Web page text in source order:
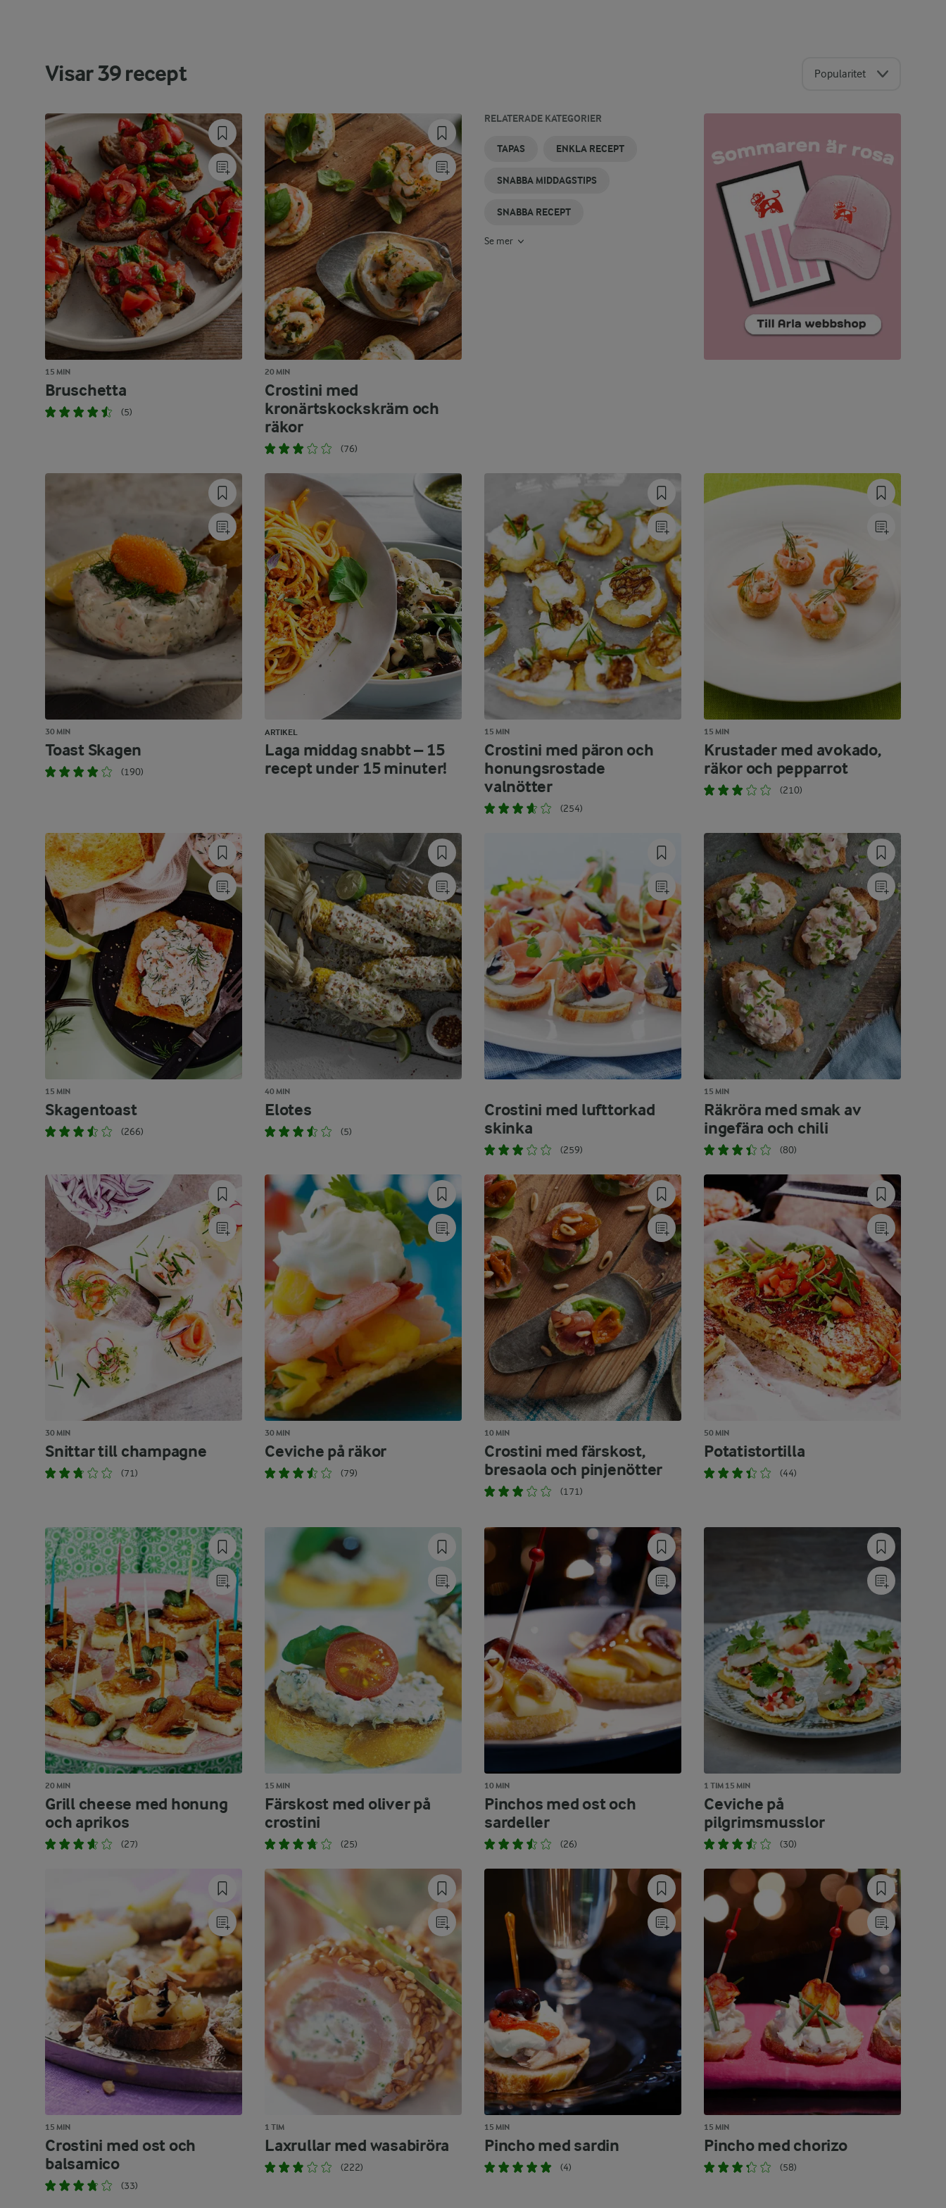
Visar39recept Popularitet
15 MIN
Bruschetta
(5)
20 MIN
Crostini med
kronärtskockskräm och
räkor
(76)
RELATERADE KATEGORIER
TAPAS ENKLA RECEPT
SNABBA MIDDAGSTIPS
SNABBA RECEPT
SNABBMAKARONER
SNABB
AIOLI
SNABB
LUNCH
SNABB
BEARNAISESÅS
SNABB
LASAGNE
SNABBA
EFTERRÄTTER
Se mer
30 MIN
Toast Skagen
(190)
ARTIKEL
Laga middag snabbt – 15
recept under 15 minuter!
15 MIN
Crostini med päron och
honungsrostade
valnötter
(254)
15 MIN
Krustader med avokado,
räkor och pepparrot
(210)
15 MIN
Skagentoast
(266)
40 MIN
Elotes
(5)
Crostini med lufttorkad
skinka
(259)
15 MIN
Räkröra med smak av
ingefära och chili
(80)
30 MIN
Snittar till champagne
(71)
30 MIN
Ceviche på räkor
(79)
10 MIN
Crostini med färskost,
bresaola och pinjenötter
(171)
50 MIN
Potatistortilla
(44)
20 MIN
Grill cheese med honung
och aprikos
(27)
15 MIN
Färskost med oliver på
crostini
(25)
10 MIN
Pinchos med ost och
sardeller
(26)
1 TIM 15 MIN
Ceviche på
pilgrimsmusslor
(30)
15 MIN
Crostini med ost och
balsamico
(33)
1 TIM
Laxrullar med wasabiröra
(222)
15 MIN
Pincho med sardin
(4)
15 MIN
Pincho med chorizo
(58)